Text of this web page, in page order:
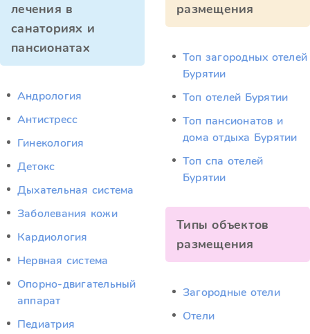
лечения в
санаториях и
пансионатах
Андрология
Антистресс
Гинекология
Детокс
Дыхательная система
Заболевания кожи
Кардиология
Нервная система
Опорно-двигательный
аппарат
Педиатрия
размещения
Топ загородных отелей
Бурятии
Топ отелей Бурятии
Топ пансионатов и
дома отдыха Бурятии
Топ спа отелей
Бурятии
Типы объектов
размещения
Загородные отели
Отели